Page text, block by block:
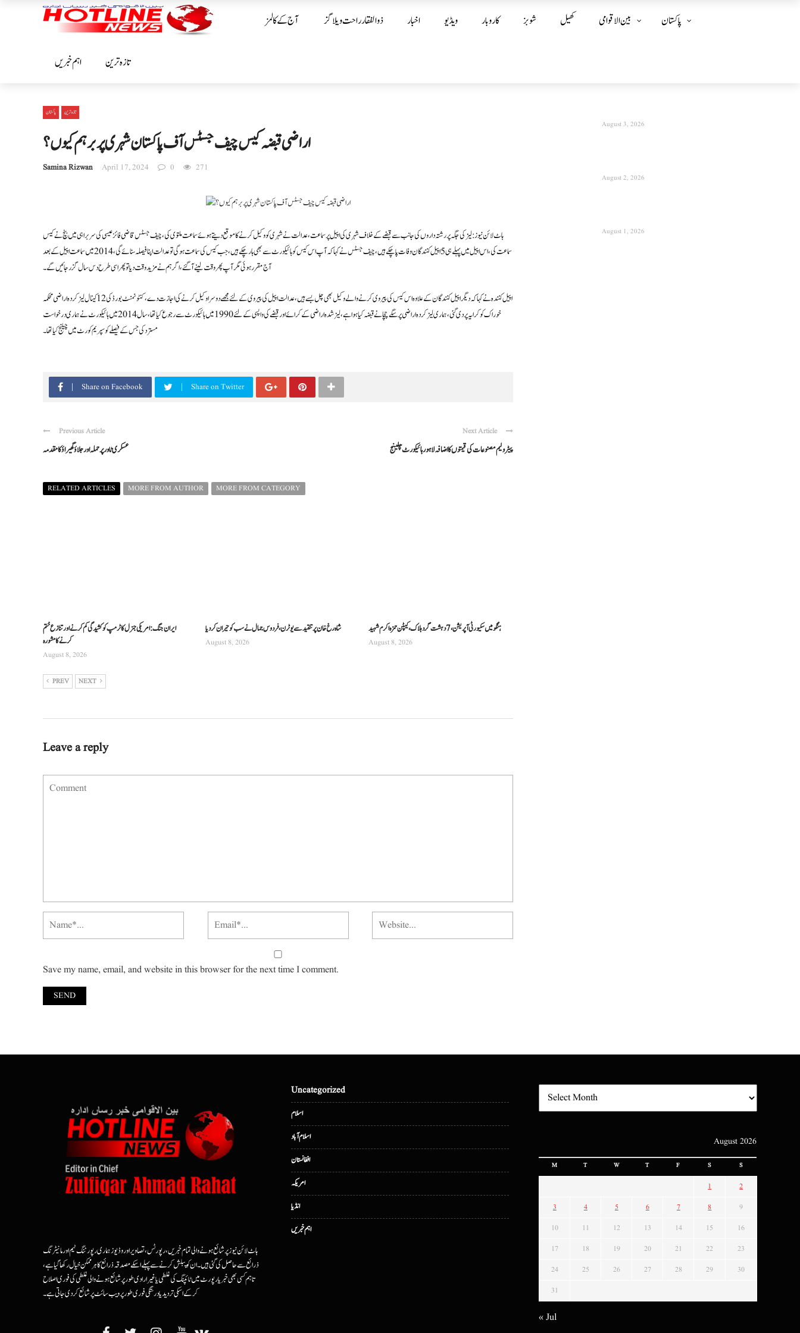
آج کے کالمز ذوالفقار راحت ویلاگز اخبار ویڈیو کاروبار شوبز کھیل بین الا قوامی پاکستان
اہم خبریں تازہ ترین
پاکستان تازہ ترین
اراضی قبضہ کیس چیف جسٹس آف پاکستان شہری پر برہم کیوں ؟
Samina Rizwan April 17, 2024 0 271
ہاٹ لائن نیوز : لیز کی جگہ پر رشتہ داروں کی جانب سے قبضے کے خلاف شہری کی اپیل پر سماعت،عدالت نے شہری کو وکیل کرنے کا موقع دیتے ہوئے سماعت ملتوی کی،چیف جسٹس قاضی فائز عیسی کی سربراہی میں بنچ نے کیس
سماعت کی، اس اپیل میں پہلے ہی 5 اپیل کنندگان وفات پا چکے ہیں،چیف جسٹس نے کہا کہ آپ اس کیس کو ہائیکورٹ سے بھی ہار چکے ہیں،جب کیس کی سماعت ہوگی تو عدالت اپنا فیصلہ سنائے گی، 2014 میں سماعت اپیل کے بعد
آج مقرر ہوئی مگر آپ پھر وقت لینے آگئے،اگر ہم نے مزید وقت دیا تو پھر اسی طرح دس سال گزر جائیں گے۔
اپیل کنندہ نے کہا کہ دیگر اپیل کنندگان کے علاوہ اس کیس کی پیروی کرنے والے وکیل بھی چل بسے ہیں،عدالت اپیل کی پیروی کے لئے مجھے دوسرا وکیل کرنے کی اجازت دے،کنٹونمنٹ بورڈ کی 12 کینال لیز کردہ اراضی محکمہ
خوراک کو کرایہ پر دی گئی،ہماری لیز کردہ اراضی پر سگے چچا نے قبضہ کیا ہوا ہے، لیز شدہ اراضی کے کرائے اور قبضے کی واپسی کے لئے 1990 میں ہائیکورٹ سے رجوع کیا تھا، سال 2014 میں ہائیکورٹ نے ہماری درخواست
مسترد کی جس کے فیصلے کو سپریم کورٹ میں چیلنج کیا تھا۔
Share on Facebook Share on Twitter
Previous Article
عسکری ٹاور پر حملہ اور جلاؤ گھیراؤ کا مقدمہ
Next Article
پیٹرولیم مصنوعات کی قیمتوں کا اضافہ لاہور ہائیکورٹ چلینج
RELATED ARTICLES MORE FROM AUTHOR MORE FROM CATEGORY
ایران جنگ: امریکی جنرل کا ٹرمپ کو کشیدگی کم کرنے اور تنازع ختم
کرنے کا مشورہ
August 8, 2026
شاہ رخ خان پر تنقید سے یوٹرن، فردوس جمال نے سب کو حیران کردیا
August 8, 2026
ہنگو میں سکیورٹی آپریشن، 7 دہشت گرد ہلاک، کیپٹن حمزہ اکرم شہید
August 8, 2026
PREV NEXT
Leave a reply
Save my name, email, and website in this browser for the next time I comment.
August 3, 2026
August 2, 2026
August 1, 2026
ہاٹ لائن نیوز پر شائع ہونے والی تمام خبریں، رپورٹس، تصاویر اور وڈیوز ہماری رپورٹنگ ٹیم اور مانیٹرنگ
ذرائع سے حاصل کی گئی ہیں۔ ان کو پبلش کرنے سے پہلے اسکے مصدقہ ذرائع کا ہرممکن خیال رکھا گیا ہے،
تاہم کسی بھی خبر یا رپورٹ میں ٹائپنگ کی غلطی یا غیرارادی طور پر شائع ہونے والی غلطی کی فوری اصلاح
کرکے اسکی تردید یا درستگی فوری طور پر ویب سائٹ پر شائع کردی جاتی ہے۔
Uncategorized
اسلام
اسلام آباد
افغانستان
امریکہ
انڈیا
اہم خبریں
August 2026
M T W T F S S
1 2
3 4 5 6 7 8 9
10 11 12 13 14 15 16
17 18 19 20 21 22 23
24 25 26 27 28 29 30
31
« Jul